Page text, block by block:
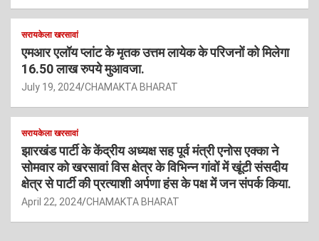
सरायकेला खरसावां
एमआर एलॉय प्लांट के मृतक उत्तम लायेक के परिजनों को मिलेगा
16.50 लाख रुपये मुआवजा.
July 19, 2024 CHAMAKTA BHARAT
सरायकेला खरसावां
झारखंड पार्टी के केंद्रीय अध्यक्ष सह पूर्व मंत्री एनोस एक्का ने
सोमवार को खरसावां विस क्षेत्र के विभिन्न गांवों में खूंटी संसदीय
क्षेत्र से पार्टी की प्रत्याशी अर्पणा हंस के पक्ष में जन संपर्क किया.
April 22, 2024 CHAMAKTA BHARAT